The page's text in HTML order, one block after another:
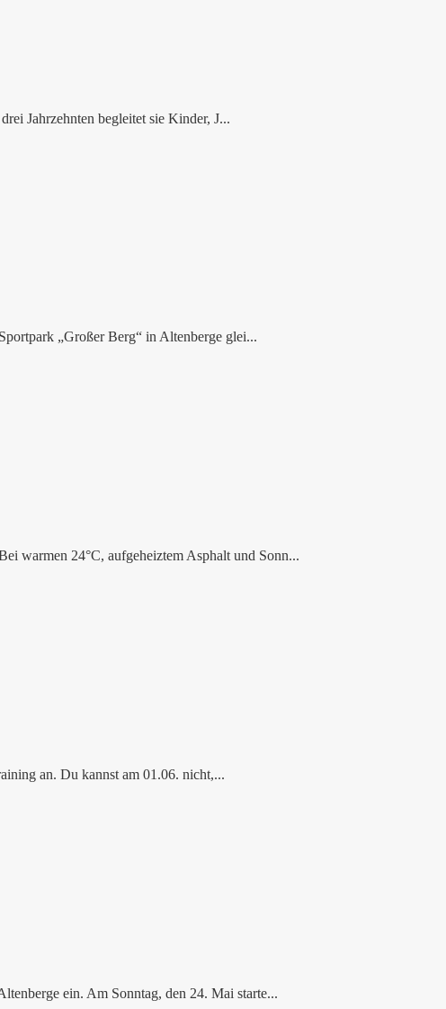
Jahrzehnten begleitet sie Kinder, J...
„Großer Berg“ in Altenberge glei...
warmen 24°C, aufgeheiztem Asphalt und Sonn...
an. Du kannst am 01.06. nicht,...
ein. Am Sonntag, den 24. Mai starte...